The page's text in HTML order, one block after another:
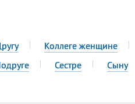
Коллеге женщине
Сестре
Сыну